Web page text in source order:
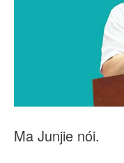
Ma Junjie nói.